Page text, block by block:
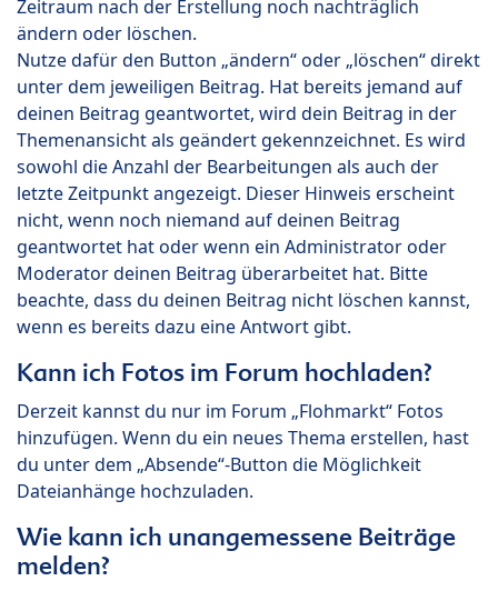
Zeitraum nach der Erstellung noch nachträglich
ändern oder löschen.
Nutze dafür den Button „ändern“ oder „löschen“ direkt
unter dem jeweiligen Beitrag. Hat bereits jemand auf
deinen Beitrag geantwortet, wird dein Beitrag in der
Themenansicht als geändert gekennzeichnet. Es wird
sowohl die Anzahl der Bearbeitungen als auch der
letzte Zeitpunkt angezeigt. Dieser Hinweis erscheint
nicht, wenn noch niemand auf deinen Beitrag
geantwortet hat oder wenn ein Administrator oder
Moderator deinen Beitrag überarbeitet hat. Bitte
beachte, dass du deinen Beitrag nicht löschen kannst,
wenn es bereits dazu eine Antwort gibt.
Kann ich Fotos im Forum hochladen?
Derzeit kannst du nur im Forum „Flohmarkt“ Fotos
hinzufügen. Wenn du ein neues Thema erstellen, hast
du unter dem „Absende“-Button die Möglichkeit
Dateianhänge hochzuladen.
Wie kann ich unangemessene Beiträge
melden?